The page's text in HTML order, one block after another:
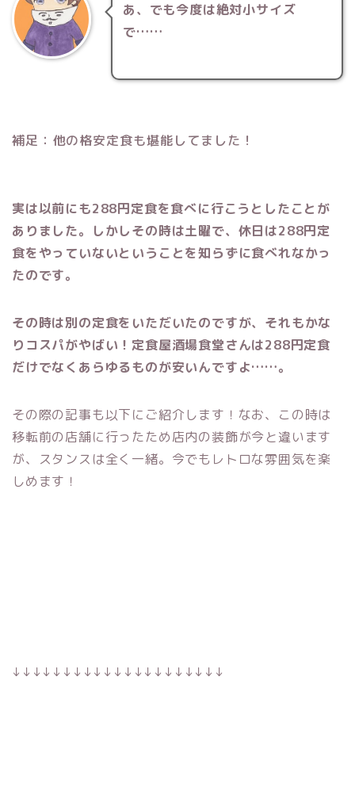
あ、でも今度は絶対小サイズ
で……
補足：他の格安定食も堪能してました！
実は以前にも288円定食を食べに行こうとしたことが
ありました。しかしその時は土曜で、休日は288円定
食をやっていないということを知らずに食べれなかっ
たのです。
その時は別の定食をいただいたのですが、それもかな
りコスパがやばい！定食屋酒場食堂さんは288円定食
だけでなくあらゆるものが安いんですよ……。
その際の記事も以下にご紹介します！なお、この時は
移転前の店舗に行ったため店内の装飾が今と違います
が、スタンスは全く一緒。今でもレトロな雰囲気を楽
しめます！
↓↓↓↓↓↓↓↓↓↓↓↓↓↓↓↓↓↓↓↓↓